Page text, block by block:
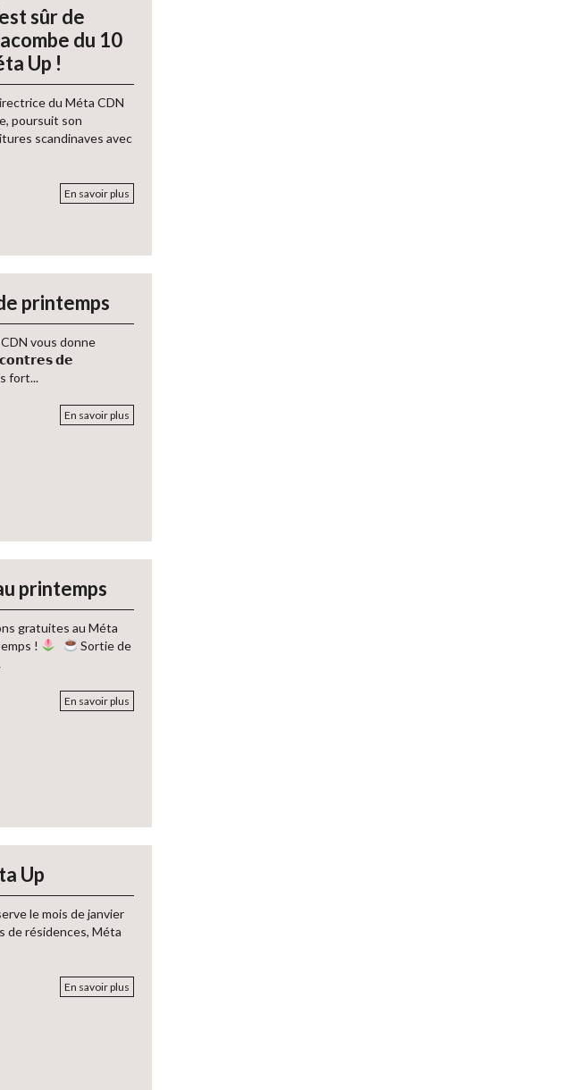
sûr de
du 10
Up !
du Méta CDN
poursuit son
scandinaves avec
En savoir plus
printemps
vous donne
𝗱𝗲
fort...
En savoir plus
printemps
gratuites au Méta
!
Sortie de
En savoir plus
Up
le mois de janvier
de résidences, Méta
En savoir plus